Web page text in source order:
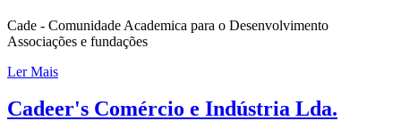
Cade - Comunidade Academica para o Desenvolvimento
Associações e fundações
Ler Mais
Cadeer's Comércio e Indústria Lda.